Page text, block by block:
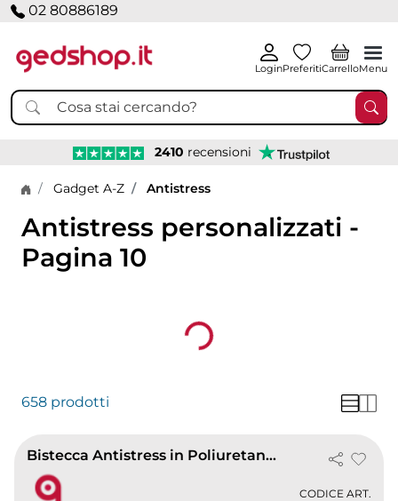
02 80886189
LoginPreferitiCarrelloMenu
2410 recensioni
Home page
Gadget A-Z Antistress
Antistress personalizzati -
Pagina 10
Loading...
658 prodotti
Bistecca Antistress in Poliuretano 12x9cm - Morbida e Realistica
CODICE ART.